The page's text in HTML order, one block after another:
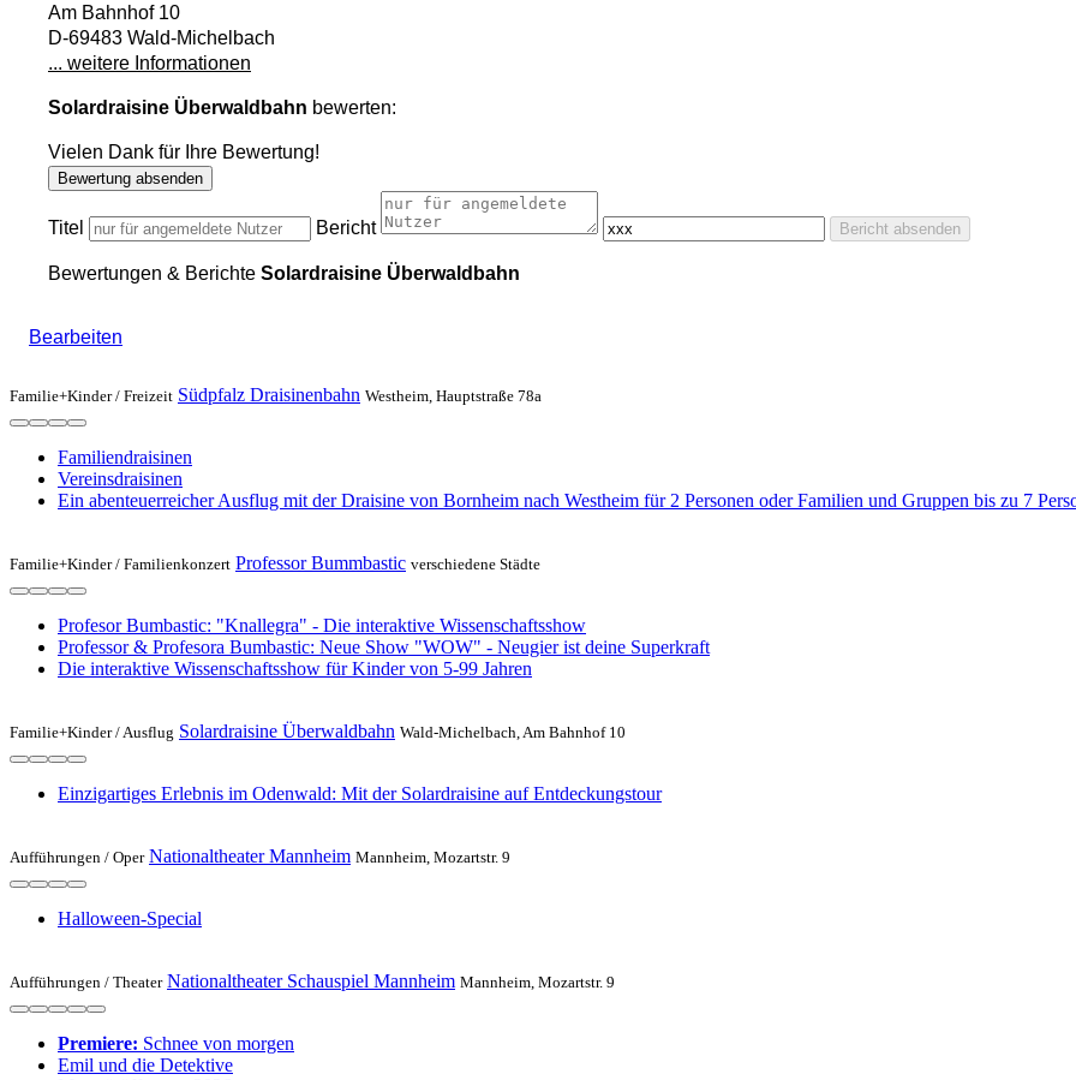
Am Bahnhof 10
D-69483 Wald-Michelbach
... weitere Informationen
Solardraisine Überwaldbahn bewerten:
Vielen Dank für Ihre Bewertung!
Bewertung absenden
Titel Bericht Bericht absenden
Bewertungen & Berichte Solardraisine Überwaldbahn
Bearbeiten
Familie+Kinder / Freizeit Südpfalz Draisinenbahn Westheim, Hauptstraße 78a
Familiendraisinen
Vereinsdraisinen
Ein abenteuerreicher Ausflug mit der Draisine von Bornheim nach Westheim für 2 Personen oder Familien und Gruppen bis zu 7
Familie+Kinder / Familienkonzert Professor Bummbastic verschiedene Städte
Profesor Bumbastic: "Knallegra" - Die interaktive Wissenschaftsshow
Professor & Profesora Bumbastic: Neue Show "WOW" - Neugier ist deine Superkraft
Die interaktive Wissenschaftsshow für Kinder von 5-99 Jahren
Familie+Kinder / Ausflug Solardraisine Überwaldbahn Wald-Michelbach, Am Bahnhof 10
Einzigartiges Erlebnis im Odenwald: Mit der Solardraisine auf Entdeckungstour
Aufführungen / Oper Nationaltheater Mannheim Mannheim, Mozartstr. 9
Halloween-Special
Aufführungen / Theater Nationaltheater Schauspiel Mannheim Mannheim, Mozartstr. 9
Premiere: Schnee von morgen
Emil und die Detektive